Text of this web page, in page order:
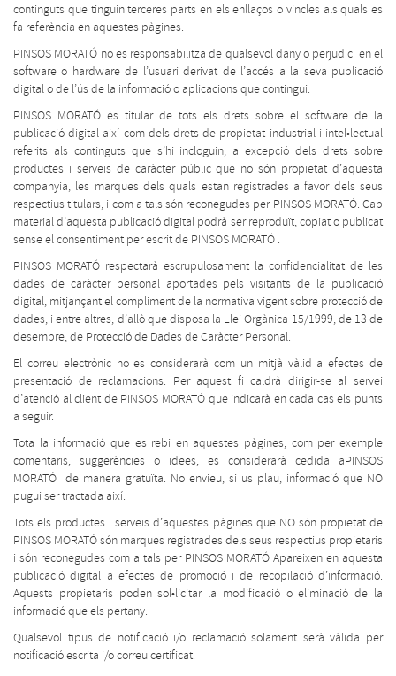
continguts que tinguin terceres parts en els enllaços o vincles als quals es
fa referència en aquestes pàgines.
PINSOS MORATÓ no es responsabilitza de qualsevol dany o perjudici en el
software o hardware de l’usuari derivat de l’accés a la seva publicació
digital o de l’ús de la informació o aplicacions que contingui.
PINSOS MORATÓ és titular de tots els drets sobre el software de la
publicació digital així com dels drets de propietat industrial i intel•lectual
referits als continguts que s’hi incloguin, a excepció dels drets sobre
productes i serveis de caràcter públic que no són propietat d’aquesta
companyia, les marques dels quals estan registrades a favor dels seus
respectius titulars, i com a tals són reconegudes per PINSOS MORATÓ. Cap
material d’aquesta publicació digital podrà ser reproduït, copiat o publicat
sense el consentiment per escrit de PINSOS MORATÓ .
PINSOS MORATÓ respectarà escrupulosament la confidencialitat de les
dades de caràcter personal aportades pels visitants de la publicació
digital, mitjançant el compliment de la normativa vigent sobre protecció de
dades, i entre altres, d’allò que disposa la Llei Orgànica 15/1999, de 13 de
desembre, de Protecció de Dades de Caràcter Personal.
El correu electrònic no es considerarà com un mitjà vàlid a efectes de
presentació de reclamacions. Per aquest fi caldrà dirigir-se al servei
d’atenció al client de PINSOS MORATÓ que indicarà en cada cas els punts
a seguir.
Tota la informació que es rebi en aquestes pàgines, com per exemple
comentaris, suggerències o idees, es considerarà cedida aPINSOS
MORATÓ de manera gratuïta. No envieu, si us plau, informació que NO
pugui ser tractada així.
Tots els productes i serveis d’aquestes pàgines que NO són propietat de
PINSOS MORATÓ són marques registrades dels seus respectius propietaris
i són reconegudes com a tals per PINSOS MORATÓ Apareixen en aquesta
publicació digital a efectes de promoció i de recopilació d’informació.
Aquests propietaris poden sol•licitar la modificació o eliminació de la
informació que els pertany.
Qualsevol tipus de notificació i/o reclamació solament serà vàlida per
notificació escrita i/o correu certificat.